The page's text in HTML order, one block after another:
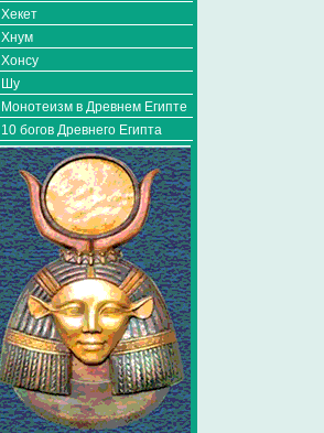
Хекет
Хнум
Хонсу
Шу
Монотеизм в Древнем Египте
10 богов Древнего Египта